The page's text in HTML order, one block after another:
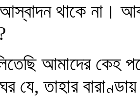
থাকে না।
আমাদের কেহ
যে, তাহার